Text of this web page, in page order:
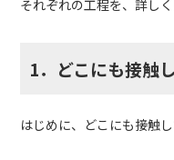
それぞれの工程を、詳しく
1．どこにも接触
はじめに、どこにも接触